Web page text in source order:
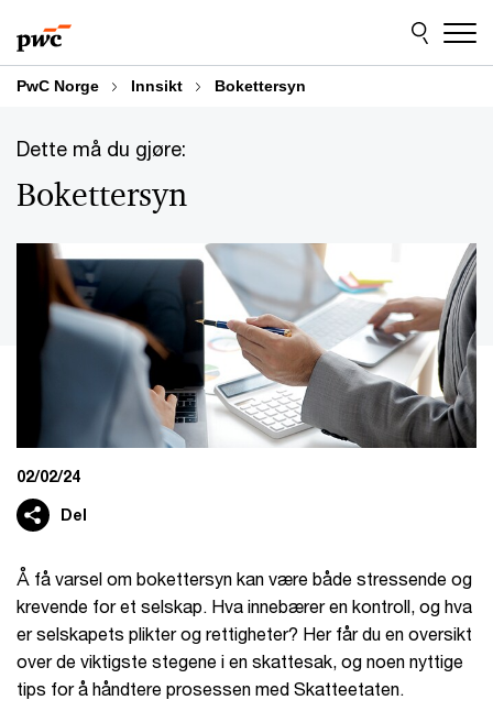
to
content
to
footer
PwC Norge Innsikt Bokettersyn
Dette må du gjøre:
Bokettersyn
02/02/24
Del
Å få varsel om bokettersyn kan være både stressende og
krevende for et selskap. Hva innebærer en kontroll, og hva
er selskapets plikter og rettigheter? Her får du en oversikt
over de viktigste stegene i en skattesak, og noen nyttige
tips for å håndtere prosessen med Skatteetaten.